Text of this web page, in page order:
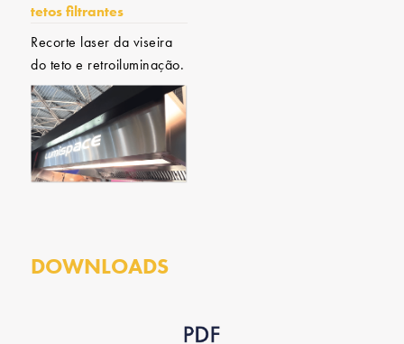
tetos filtrantes
Recorte laser da viseira
do teto e retroiluminação.
DOWNLOADS